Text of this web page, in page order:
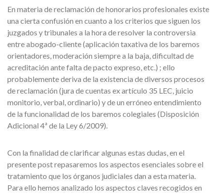
En materia de reclamación de honorarios profesionales existe
una cierta confusión en cuanto a los criterios que siguen los
juzgados y tribunales a la hora de resolver la controversia
entre abogado-cliente (aplicación taxativa de los baremos
orientadores, moderación siempre a la baja, dificultad de
acreditación ante falta de pacto expreso, etc.) ; ello
probablemente deriva de la existencia de diversos procesos
de reclamación (jura de cuentas ex artículo 35 LEC, juicio
monitorio, verbal, ordinario) y de un erróneo entendimiento
de la funcionalidad de los baremos colegiales (Disposición
Adicional 4ª de la Ley 6/2009).
Con la finalidad de clarificar algunas estas dudas, en el
presente post repasaremos los aspectos esenciales sobre el
tratamiento que los órganos judiciales dan a esta materia.
Para ello hemos analizado los aspectos claves recogidos en